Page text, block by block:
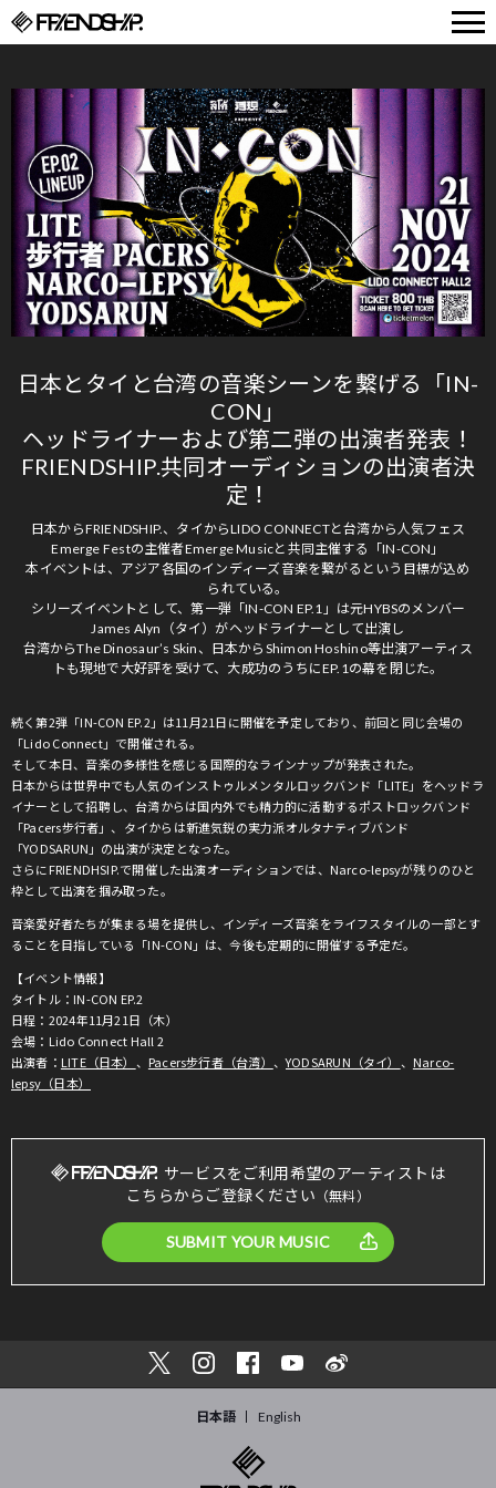
日本とタイと台湾の音楽シーンを繋げる「IN-
CON」
ヘッドライナーおよび第二弾の出演者発表！
FRIENDSHIP.共同オーディションの出演者決
定！
日本からFRIENDSHIP.、タイからLIDO CONNECTと台湾から人気フェス
Emerge Festの主催者Emerge Musicと共同主催する「IN-CON」
本イベントは、アジア各国のインディーズ音楽を繋がるという目標が込め
られている。
シリーズイベントとして、第一弾「IN-CON EP.1」は元HYBSのメンバー
James Alyn（タイ）がヘッドライナーとして出演し
台湾からThe Dinosaur’s Skin、日本からShimon Hoshino等出演アーティス
トも現地で大好評を受けて、大成功のうちにEP.1の幕を閉じた。
続く第2弾「IN-CON EP.2」は11月21日に開催を予定しており、前回と同じ会場の
「Lido Connect」で開催される。
そして本日、音楽の多様性を感じる国際的なラインナップが発表された。
日本からは世界中でも人気のインストゥルメンタルロックバンド「LITE」をヘッドラ
イナーとして招聘し、台湾からは国内外でも精力的に活動するポストロックバンド
「Pacers步行者」、タイからは新進気鋭の実力派オルタナティブバンド
「YODSARUN」の出演が決定となった。
さらにFRIENDHSIP.で開催した出演オーディションでは、Narco-lepsyが残りのひと
枠として出演を掴み取った。
音楽愛好者たちが集まる場を提供し、インディーズ音楽をライフスタイルの一部とす
ることを目指している「IN-CON」は、今後も定期的に開催する予定だ。
【イベント情報】
タイトル：IN-CON EP.2
日程：2024年11月21日（木）
会場：Lido Connect Hall 2
出演者： LITE（日本） 、 Pacers步行者（台湾） 、YODSARUN（タイ） 、 Narco-
lepsy（日本）
サービスをご利用希望のアーティストは
こちらからご登録ください （無料）
SUBMIT YOUR MUSIC
日本語 English